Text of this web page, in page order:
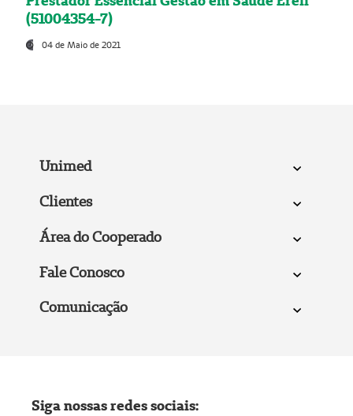
(51004354-7)
04 de Maio de 2021
Unimed
Clientes
Área do Cooperado
Fale Conosco
Comunicação
Siga nossas redes sociais: